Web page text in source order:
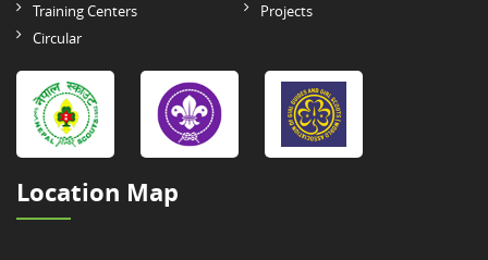
Training Centers
Projects
Circular
Location Map